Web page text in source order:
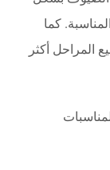
كما
المراحل أكثر